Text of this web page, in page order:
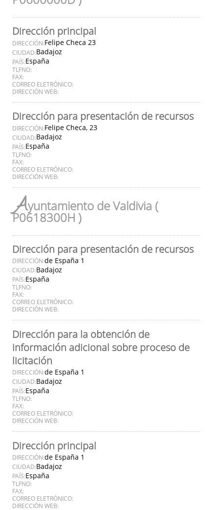
Dirección principal
DIRECCIÓN:Felipe Checa 23
CIUDAD:Badajoz
PAÍS:España
TLFNO:
FAX:
CORREO ELETRÓNICO:
DIRECCIÓN WEB:
Dirección para presentación de recursos
DIRECCIÓN:Felipe Checa, 23
CIUDAD:Badajoz
PAÍS:España
TLFNO:
FAX:
CORREO ELETRÓNICO:
DIRECCIÓN WEB:
Ayuntamiento de Valdivia (
P0618300H )
Dirección para presentación de recursos
DIRECCIÓN:de España 1
CIUDAD:Badajoz
PAÍS:España
TLFNO:
FAX:
CORREO ELETRÓNICO:
DIRECCIÓN WEB:
Dirección para la obtención de
información adicional sobre proceso de
licitación
DIRECCIÓN:de España 1
CIUDAD:Badajoz
PAÍS:España
TLFNO:
FAX:
CORREO ELETRÓNICO:
DIRECCIÓN WEB:
Dirección principal
DIRECCIÓN:de España 1
CIUDAD:Badajoz
PAÍS:España
TLFNO:
FAX:
CORREO ELETRÓNICO:
DIRECCIÓN WEB: